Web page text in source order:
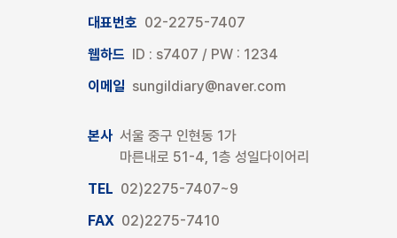
대표번호 02-2275-7407
웹하드 ID : s7407 / PW : 1234
이메일 sungildiary@naver.com
본사 서울 중구 인현동 1가
마른내로 51-4, 1층 성일다이어리
TEL 02)2275-7407~9
FAX 02)2275-7410